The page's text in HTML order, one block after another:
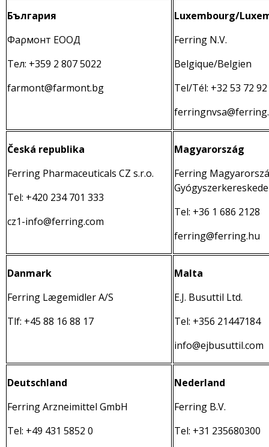
България
Φаρмонт ЕООД
Тел: +359 2 807 5022
farmont@farmont.bg
Luxembourg/
Ferring N.V.
Belgique/Belgien
Tel/Tél: +32 53 72
Česká republika
Ferring Pharmaceuticals CZ s.r.o.
Tel: +420 234 701 333
cz1-info@ferring.com
Magyarország
Ferring
Tel: +36 1 686 2128
ferring@ferring.hu
Danmark
Ferring Lægemidler A/S
Tlf: +45 88 16 88 17
Malta
E.J. Busuttil Ltd.
Tel: +356 21447184
info@ejbusuttil.com
Deutschland
Ferring Arzneimittel GmbH
Tel: +49 431 5852 0
Nederland
Ferring B.V.
Tel: +31 235680300